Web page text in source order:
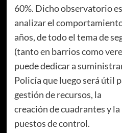
60%. Dicho observatorio
analizar el
años, de todo el tema de
(tanto en barrios como
puede dedicar a
Policía que luego será útil
gestión de recursos, la
creación de cuadrantes y
puestos de control.